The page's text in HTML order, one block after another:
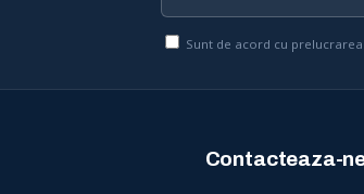
Sunt de acord cu
Contacteaza-